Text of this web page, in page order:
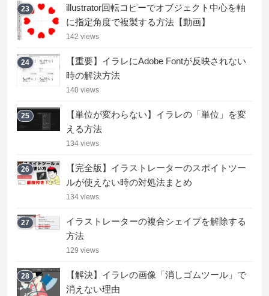
23
illustrator回転コピーでオブジェクト中心を軸
に指定角度で複製する方法【動画】
142 views
24
【重要】イラレにAdobe Fontが反映されない
時の解決方法
140 views
25
【単位が変わらない】イラレの「単位」を変
える方法
134 views
26
【完全版】イラストレーターのスポイトツー
ルが使えない時の対処法まとめ
134 views
27
イラストレーターの複合シェイプを解除する
方法
129 views
28
【解決】イラレの画像「消しゴムツール」で
消えない理由